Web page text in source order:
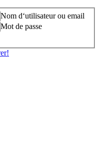
Nom d‘utilisateur ou email
Mot de passe